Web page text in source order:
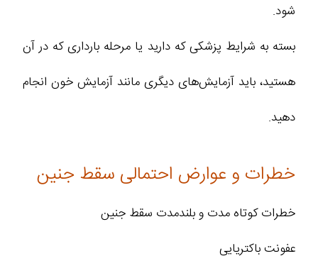
شود.
بسته به شرایط پزشکی که دارید یا مرحله بارداری که در آن
هستید، باید آزمایش‌های دیگری مانند آزمایش خون انجام
دهید.
خطرات و عوارض احتمالی سقط جنین
خطرات کوتاه‌ مدت و بلندمدت سقط جنین
عفونت باکتریایی